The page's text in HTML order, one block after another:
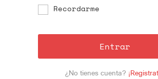
Recordarme
Entrar
¿No tienes cuenta?